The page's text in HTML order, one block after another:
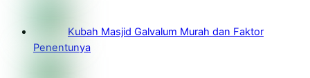
Kubah Masjid Galvalum Murah dan Faktor
Penentunya